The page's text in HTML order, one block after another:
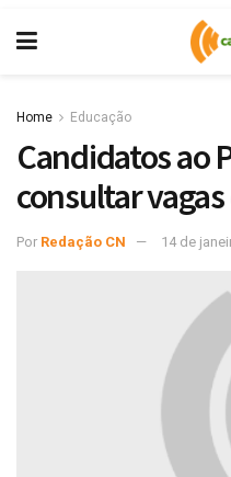
Home Educação
Candidatos ao
consultar
Por Redação CN 14 de